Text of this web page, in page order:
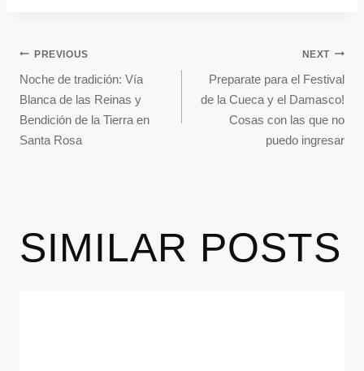
PREVIOUS
Noche de tradición: Vía
Blanca de las Reinas y
Bendición de la Tierra en
Santa Rosa
NEXT
Preparate para el Festival
de la Cueca y el Damasco!
Cosas con las que no
puedo ingresar
SIMILAR POSTS